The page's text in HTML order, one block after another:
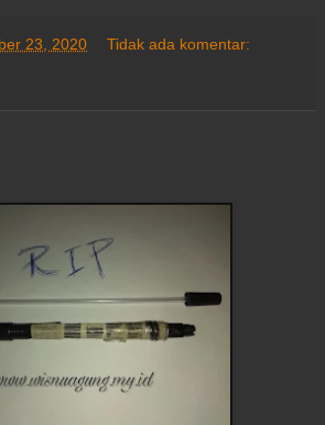
23, 2020 Tidak ada komentar: